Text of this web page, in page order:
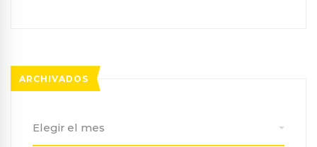
ARCHIVADOS